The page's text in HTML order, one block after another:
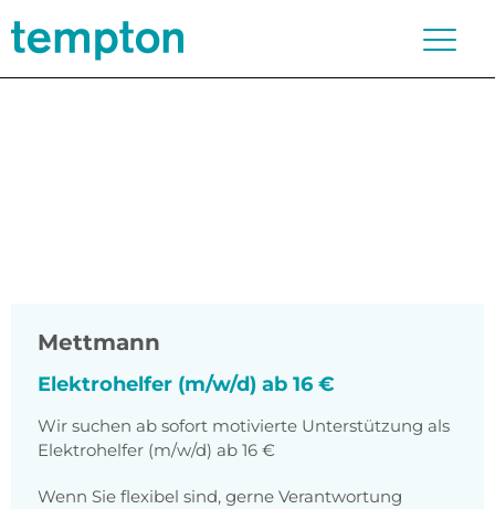
Mettmann
Elektrohelfer (m/w/d) ab 16 €
Wir suchen ab sofort motivierte Unterstützung als
Elektrohelfer (m/w/d) ab 16 €
Wenn Sie flexibel sind, gerne Verantwortung